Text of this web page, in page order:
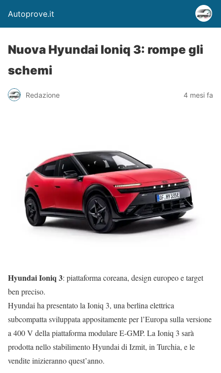
Autoprove.it
Nuova Hyundai Ioniq 3: rompe gli
schemi
Redazione 4 mesi fa
Hyundai Ioniq 3: piattaforma coreana, design europeo e target
ben preciso.
Hyundai ha presentato la Ioniq 3, una berlina elettrica
subcompatta sviluppata appositamente per l’Europa sulla versione
a 400 V della piattaforma modulare E-GMP. La Ioniq 3 sarà
prodotta nello stabilimento Hyundai di Izmit, in Turchia, e le
vendite inizieranno quest’anno.